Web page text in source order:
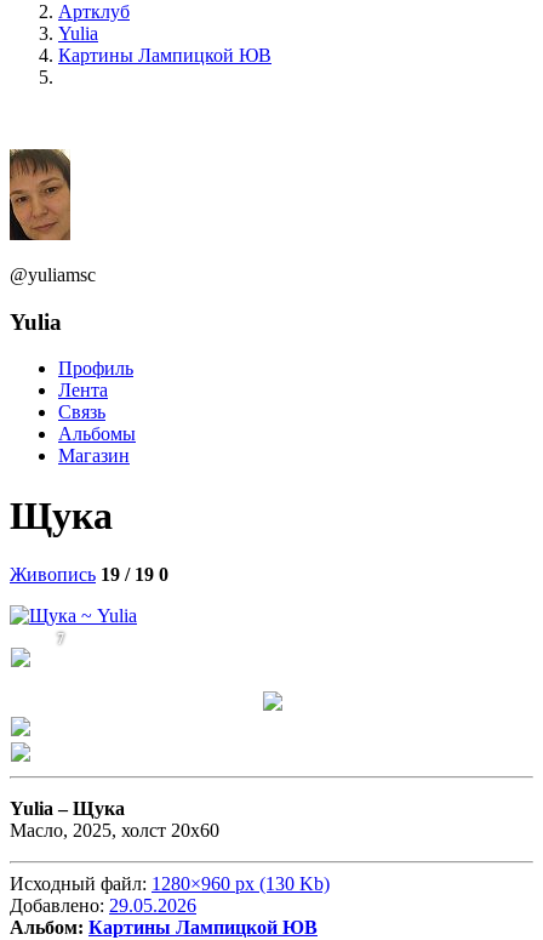
Артклуб
Yulia
Картины Лампицкой ЮВ
@yuliamsc
Yulia
Профиль
Лента
Связь
Альбомы
Магазин
Щука
Живопись 19 / 19 0
7
Yulia –Щука
Масло, 2025, холст 20х60
Исходный файл: 1280×960 px (130 Kb)
Добавлено: 29.05.2026
Альбом: Картины Лампицкой ЮВ